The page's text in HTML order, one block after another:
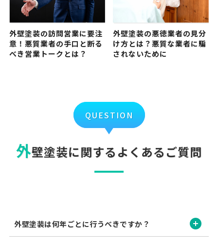
外壁塗装の訪問営業に要注
意！悪質業者の手口と断る
べき営業トークとは？
外壁塗装の悪徳業者の見分
け方とは？悪質な業者に騙
されないために
QUESTION
外壁塗装に関するよくあるご質問
外壁塗装は何年ごとに行うべきですか？ 開く